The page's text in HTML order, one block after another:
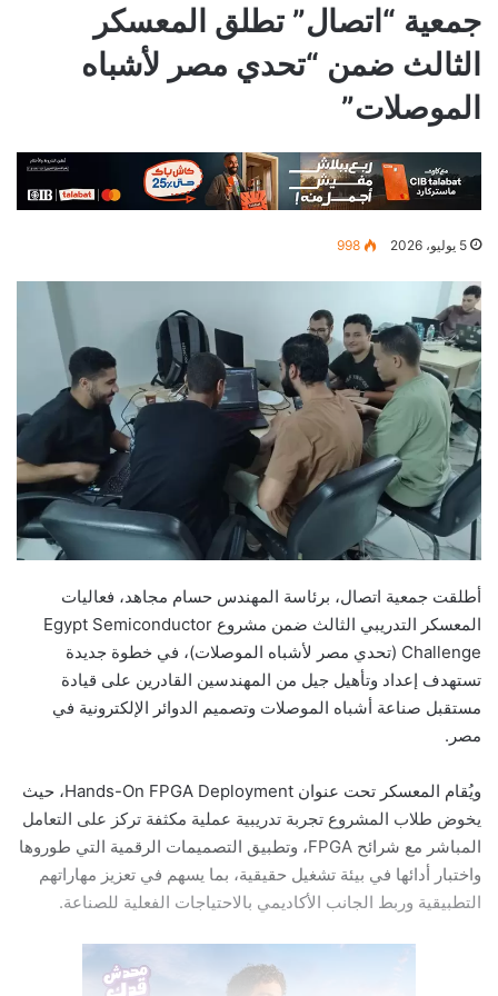
جمعية “اتصال” تطلق المعسكر
الثالث ضمن “تحدي مصر لأشباه
الموصلات”
5 يوليو، 2026 998
أطلقت جمعية اتصال، برئاسة المهندس حسام مجاهد، فعاليات
المعسكر التدريبي الثالث ضمن مشروع Egypt Semiconductor
Challenge (تحدي مصر لأشباه الموصلات)، في خطوة جديدة
تستهدف إعداد وتأهيل جيل من المهندسين القادرين على قيادة
مستقبل صناعة أشباه الموصلات وتصميم الدوائر الإلكترونية في
مصر.
ويُقام المعسكر تحت عنوان Hands-On FPGA Deployment، حيث
يخوض طلاب المشروع تجربة تدريبية عملية مكثفة تركز على التعامل
المباشر مع شرائح FPGA، وتطبيق التصميمات الرقمية التي طوروها
واختبار أدائها في بيئة تشغيل حقيقية، بما يسهم في تعزيز مهاراتهم
التطبيقية وربط الجانب الأكاديمي بالاحتياجات الفعلية للصناعة.